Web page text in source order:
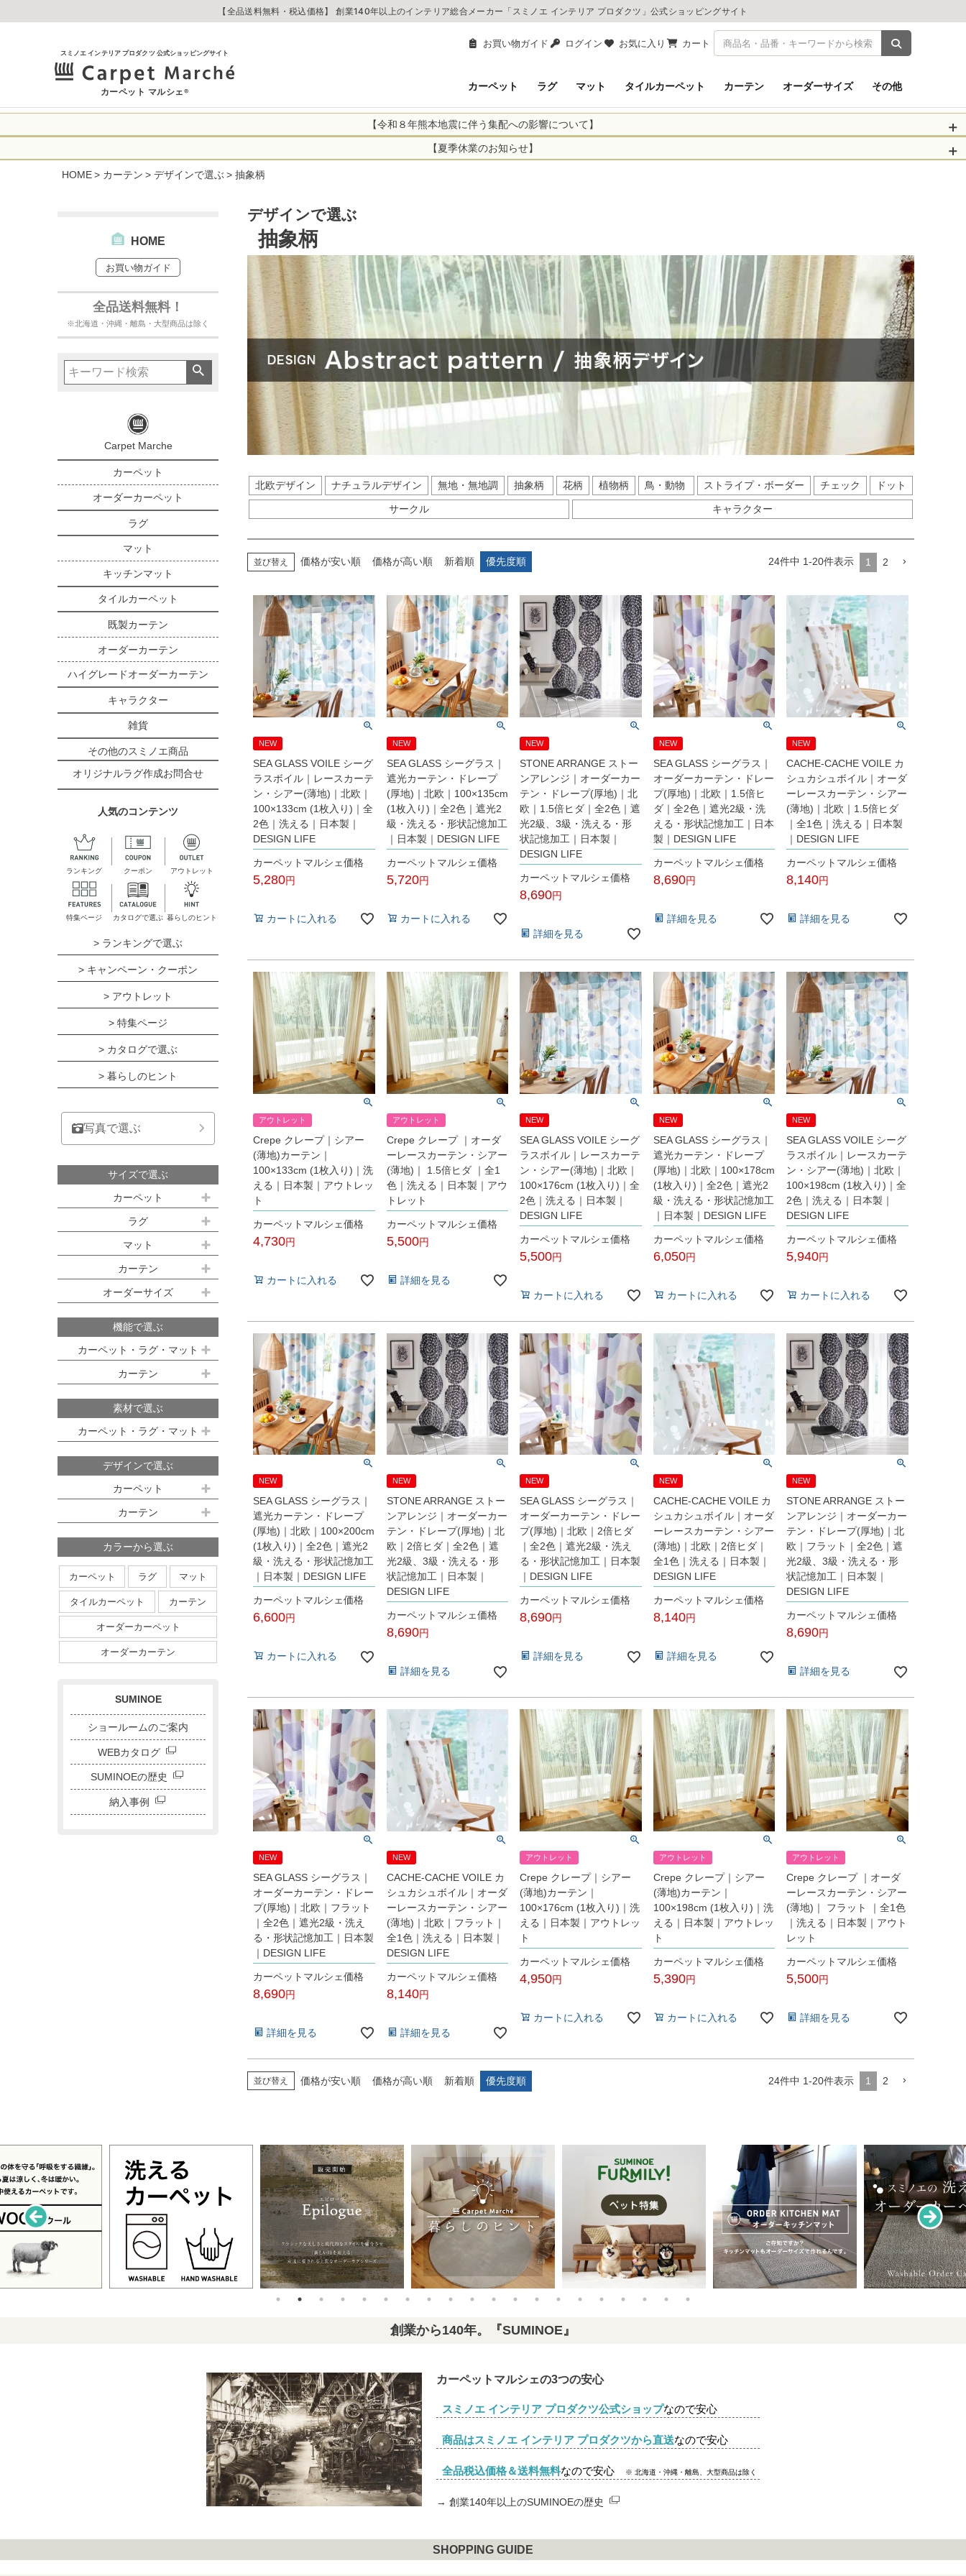
【全品送料無料・税込価格】 創業140年以上のインテリア総合メーカー「スミノエ インテリア プロダクツ」公式ショッピングサイト
お買い物ガイド ログイン お気に入り カート 商品を検索
スミノエ インテリア プロダクツ 公式ショッピングサイト
カーペット マルシェ® カーペット ラグ マット タイルカーペット カーテン オーダーサイズ その他
【令和８年熊本地震に伴う集配への影響について】
令和8年熊本地震により、お亡くなりになられた方々に深く哀悼の意を表しますとともに、被災された皆さま
に心よりお見舞い申し上げます。 この地震の影響により、現在、一部地域を発着するお荷物のお届けに遅れが
生じております。
【お荷物のお届けに遅れが生じている地域】
・全国から九州あてのお荷物
・九州から全国あてのお荷物
なお、今後の被害状況や交通規制などにより、対象地域やサービスへの影響が変更となる場合がございます。
お客さまにはご不便をおかけいたしますが、何卒ご理解賜りますようお願い申し上げます。
詳しくはこちら
【夏季休業のお知らせ】
当店は
合わせへのご返答ができかねます。 休業明けから順次送信させていただきますのでよろしくお願いいたしま
出荷センターも休業となりますため、休業期間中のご注文商品の出荷は 2026年8月18日(火)
以降となります。
オーダー商品など、詳しくはこちらから
HOME カーテン デザインで選ぶ 抽象柄
HOME
お買い物ガイド
全品送料無料！
※北海道・沖縄・離島・大型商品は除く
Carpet Marche
カーペット
オーダーカーペット
ラグ
マット
キッチンマット
タイルカーペット
既製カーテン
オーダーカーテン
ハイグレードオーダーカーテン
キャラクター
雑貨
その他のスミノエ商品
オリジナルラグ作成お問合せ
人気のコンテンツ
ランキング クーポン アウトレット
特集ページ カタログで選ぶ 暮らしのヒント
> ランキングで選ぶ
> キャンペーン・クーポン
> アウトレット
> 特集ページ
> カタログで選ぶ
> 暮らしのヒント
写真で選ぶ
サイズで選ぶ
カーペット
江戸間サイズ(3畳～10畳)
江戸間 3畳(176x261cm)
江戸間 4.5畳(261x261cm)
江戸間 6畳(261x352cm)
江戸間 8畳(352x352cm)
江戸間 10畳(352x440cm)
本間サイズ(3畳～8畳)
本間 3畳(191x286cm)
本間 8畳(382x382cm)
その他のサイズ
廊下敷き
ラグ
約100ｘ140cm
約140ｘ200cm(約1.5畳)
約160ｘ230cm(約2畳)
約200ｘ250cm(約3畳)
約200ｘ300cm(約3.5畳)
約250ｘ250cm
約250ｘ350cm
約300ｘ300cm
約300ｘ350cm
約350ｘ350cm
約350ｘ400cm
約350ｘ450cm
約350ｘ500cm
円形サイズ
ダイニングサイズ
マット
キッチンマット
デスクマット
カーテン
既製サイズ ドレープ(厚地)
100ｘ135cm
100ｘ178cm
100ｘ200cm
100ｘ133cm
100ｘ176cm
100ｘ198cm
オーダーサイズ
オーダーカーペット
オーダーキッチンマット
オーダーカーペットの測り方
オーダーカーテンの測り方
機能で選ぶ
カーペット・ラグ・マット
防炎 防音
消臭
すべり止め
遊び毛防止
アレルブロック
制電
日本製
ホットカーペット・床暖房対応
カーテン
洗える 遮光
防炎
アレルブロック
形態安定加工
形状記憶加工
日本製
素材で選ぶ
カーペット・ラグ・マット
ナイロン
ウール
デザインで選ぶ
カーペット
ストライプ＆ボーダー
円形
カーテン
北欧デザイン
ナチュラルデザイン
無地・無地調
抽象柄
花柄
植物柄
鳥・動物
ストライプ・ボーダー
チェック
ドット
サークル
カラーから選ぶ
カーペット ラグ マット
タイルカーペット カーテン
オーダーカーペット
オーダーカーテン
SUMINOE
ショールームのご案内
WEBカタログ
SUMINOEの歴史
納入事例
デザインで選ぶ
抽象柄
北欧デザイン ナチュラルデザイン 無地・無地調 抽象柄 花柄 植物柄 鳥・動物 ストライプ・ボーダー チェック ドット
サークル キャラクター
並び替え 価格が安い順 価格が高い順 新着順 優先度順 24件中 1-20件表示 1 2
NEW
SEA GLASS VOILE シーグ
ラスボイル｜レースカーテ
ン・シアー(薄地)｜北欧｜
100×133cm (1枚入り)｜全
2色｜洗える｜日本製｜
DESIGN LIFE
カーペットマルシェ価格
5,280
カートに入れる
NEW
SEA GLASS シーグラス｜
遮光カーテン・ドレープ
(厚地)｜北欧｜100×135cm
(1枚入り)｜全2色｜遮光2
級・洗える・形状記憶加工
｜日本製｜DESIGN LIFE
カーペットマルシェ価格
5,720
カートに入れる
NEW
STONE ARRANGE ストー
ンアレンジ｜オーダーカー
テン・ドレープ(厚地)｜北
欧｜1.5倍ヒダ｜全2色｜遮
光2級、3級・洗える・形
状記憶加工｜日本製｜
DESIGN LIFE
カーペットマルシェ価格
8,690
詳細を見る
NEW
SEA GLASS シーグラス｜
オーダーカーテン・ドレー
プ(厚地)｜北欧｜1.5倍ヒ
ダ｜全2色｜遮光2級・洗
える・形状記憶加工｜日本
製｜DESIGN LIFE
カーペットマルシェ価格
8,690
詳細を見る
NEW
CACHE-CACHE VOILE カ
シュカシュボイル｜オーダ
ーレースカーテン・シアー
(薄地)｜北欧｜1.5倍ヒダ
｜全1色｜洗える｜日本製
｜DESIGN LIFE
カーペットマルシェ価格
8,140
詳細を見る
アウトレット
Crepe クレープ｜シアー
(薄地)カーテン｜
100×133cm (1枚入り)｜洗
える｜日本製｜アウトレッ
ト
カーペットマルシェ価格
4,730
カートに入れる
アウトレット
Crepe クレープ ｜オーダ
ーレースカーテン・シアー
(薄地)｜ 1.5倍ヒダ ｜全1
色｜洗える｜日本製｜アウ
トレット
カーペットマルシェ価格
5,500
詳細を見る
NEW
SEA GLASS VOILE シーグ
ラスボイル｜レースカーテ
ン・シアー(薄地)｜北欧｜
100×176cm (1枚入り)｜全
2色｜洗える｜日本製｜
DESIGN LIFE
カーペットマルシェ価格
5,500
カートに入れる
NEW
SEA GLASS シーグラス｜
遮光カーテン・ドレープ
(厚地)｜北欧｜100×178cm
(1枚入り)｜全2色｜遮光2
級・洗える・形状記憶加工
｜日本製｜DESIGN LIFE
カーペットマルシェ価格
6,050
カートに入れる
NEW
SEA GLASS VOILE シーグ
ラスボイル｜レースカーテ
ン・シアー(薄地)｜北欧｜
100×198cm (1枚入り)｜全
2色｜洗える｜日本製｜
DESIGN LIFE
カーペットマルシェ価格
5,940
カートに入れる
NEW
SEA GLASS シーグラス｜
遮光カーテン・ドレープ
(厚地)｜北欧｜100×200cm
(1枚入り)｜全2色｜遮光2
級・洗える・形状記憶加工
｜日本製｜DESIGN LIFE
カーペットマルシェ価格
6,600
カートに入れる
NEW
STONE ARRANGE ストー
ンアレンジ｜オーダーカー
テン・ドレープ(厚地)｜北
欧｜2倍ヒダ｜全2色｜遮
光2級、3級・洗える・形
状記憶加工｜日本製｜
DESIGN LIFE
カーペットマルシェ価格
8,690
詳細を見る
NEW
SEA GLASS シーグラス｜
オーダーカーテン・ドレー
プ(厚地)｜北欧｜2倍ヒダ
｜全2色｜遮光2級・洗え
る・形状記憶加工｜日本製
｜DESIGN LIFE
カーペットマルシェ価格
8,690
詳細を見る
NEW
CACHE-CACHE VOILE カ
シュカシュボイル｜オーダ
ーレースカーテン・シアー
(薄地)｜北欧｜2倍ヒダ｜
全1色｜洗える｜日本製｜
DESIGN LIFE
カーペットマルシェ価格
8,140
詳細を見る
NEW
STONE ARRANGE ストー
ンアレンジ｜オーダーカー
テン・ドレープ(厚地)｜北
欧｜フラット｜全2色｜遮
光2級、3級・洗える・形
状記憶加工｜日本製｜
DESIGN LIFE
カーペットマルシェ価格
8,690
詳細を見る
NEW
SEA GLASS シーグラス｜
オーダーカーテン・ドレー
プ(厚地)｜北欧｜フラット
｜全2色｜遮光2級・洗え
る・形状記憶加工｜日本製
｜DESIGN LIFE
カーペットマルシェ価格
8,690
詳細を見る
NEW
CACHE-CACHE VOILE カ
シュカシュボイル｜オーダ
ーレースカーテン・シアー
(薄地)｜北欧｜フラット｜
全1色｜洗える｜日本製｜
DESIGN LIFE
カーペットマルシェ価格
8,140
詳細を見る
アウトレット
Crepe クレープ｜シアー
(薄地)カーテン｜
100×176cm (1枚入り)｜洗
える｜日本製｜アウトレッ
ト
カーペットマルシェ価格
4,950
カートに入れる
アウトレット
Crepe クレープ｜シアー
(薄地)カーテン｜
100×198cm (1枚入り)｜洗
える｜日本製｜アウトレッ
ト
カーペットマルシェ価格
5,390
カートに入れる
アウトレット
Crepe クレープ ｜オーダ
ーレースカーテン・シアー
(薄地)｜ フラット ｜全1色
｜洗える｜日本製｜アウト
レット
カーペットマルシェ価格
5,500
詳細を見る
並び替え 価格が安い順 価格が高い順 新着順 優先度順 24件中 1-20件表示 1 2
創業から140年。『SUMINOE』
カーペットマルシェの3つの安心
スミノエ インテリア プロダクツ公式ショップなので安心
商品はスミノエ インテリア プロダクツから直送なので安心
全品税込価格＆送料無料なので安心 ※ 北海道・沖縄・離島、大型商品は除く
→ 創業140年以上のSUMINOEの歴史
SHOPPING GUIDE